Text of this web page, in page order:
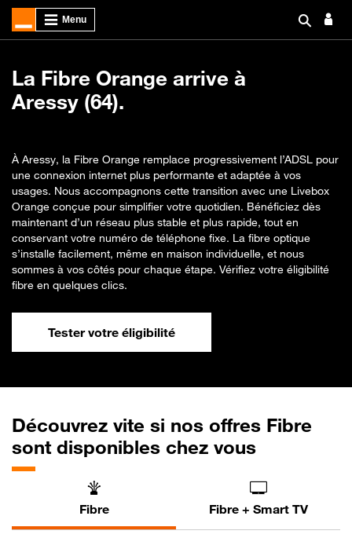
La Fibre Orange arrive à
Aressy (64).
À Aressy, la Fibre Orange remplace progressivement l’ADSL pour
une connexion internet plus performante et adaptée à vos
usages. Nous accompagnons cette transition avec une Livebox
Orange conçue pour simplifier votre quotidien. Bénéficiez dès
maintenant d’un réseau plus stable et plus rapide, tout en
conservant votre numéro de téléphone fixe. La fibre optique
s’installe facilement, même en maison individuelle, et nous
sommes à vos côtés pour chaque étape. Vérifiez votre éligibilité
fibre en quelques clics.
Tester votre éligibilité
Découvrez vite si nos offres Fibre
sont disponibles chez vous
Fibre Fibre + Smart TV